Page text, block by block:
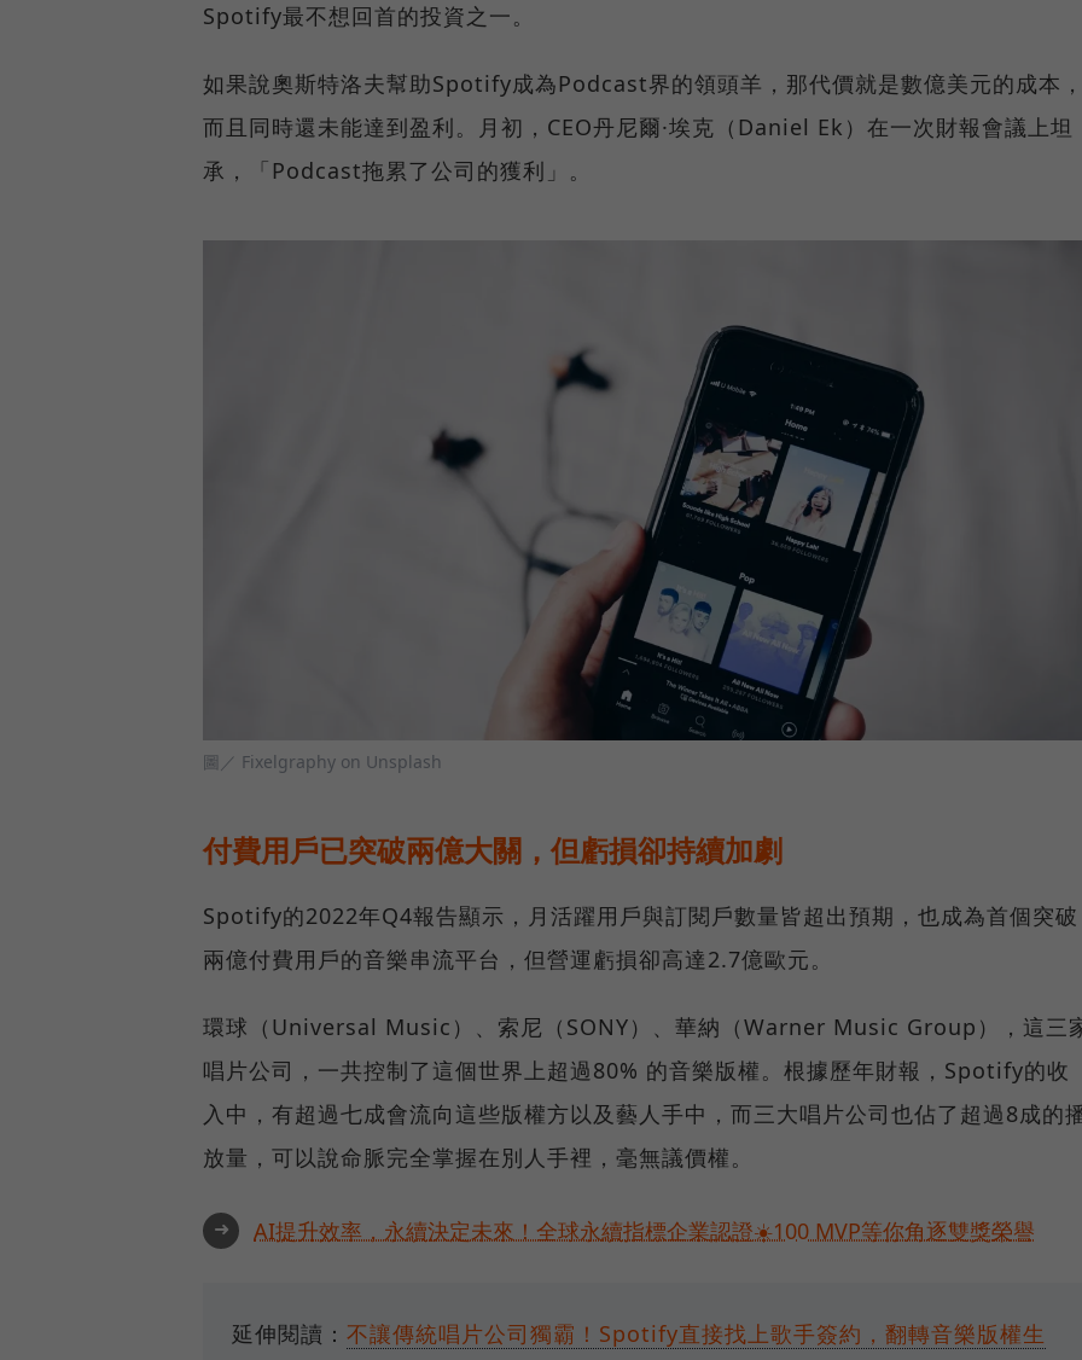
Spotify最不想回首的投資之一。
如果說奧斯特洛夫幫助Spotify成為Podcast界的領頭羊，那代價就是數億美元的成本
而且同時還未能達到盈利。月初，CEO丹尼爾·埃克（Daniel Ek）在一次財報會議上坦
承，「Podcast拖累了公司的獲利」。
圖／ Fixelgraphy on Unsplash
付費用戶已突破兩億大關，但虧損卻持續加劇
Spotify的2022年Q4報告顯示，月活躍用戶與訂閱戶數量皆超出預期，也成為首個突破
兩億付費用戶的音樂串流平台，但營運虧損卻高達2.7億歐元。
環球（Universal Music）、索尼（SONY）、華納（Warner Music Group），這三
唱片公司，一共控制了這個世界上超過80% 的音樂版權。根據歷年財報，Spotify的收
入中，有超過七成會流向這些版權方以及藝人手中，而三大唱片公司也佔了超過8成的
放量，可以說命脈完全掌握在別人手裡，毫無議價權。
➜ AI提升效率，永續決定未來！全球永續指標企業認證☀️100 MVP等你角逐雙獎榮譽
延伸閱讀： 不讓傳統唱片公司獨霸！Spotify直接找上歌手簽約，翻轉音樂版權生